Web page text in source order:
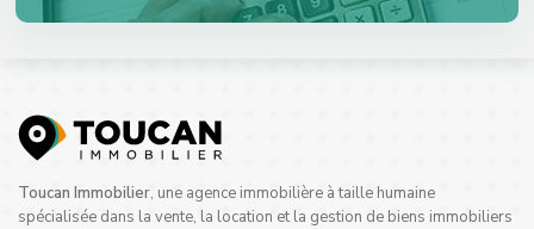
Toucan Immobilier, une agence immobilière à taille humaine
spécialisée dans la vente, la location et la gestion de biens immobiliers